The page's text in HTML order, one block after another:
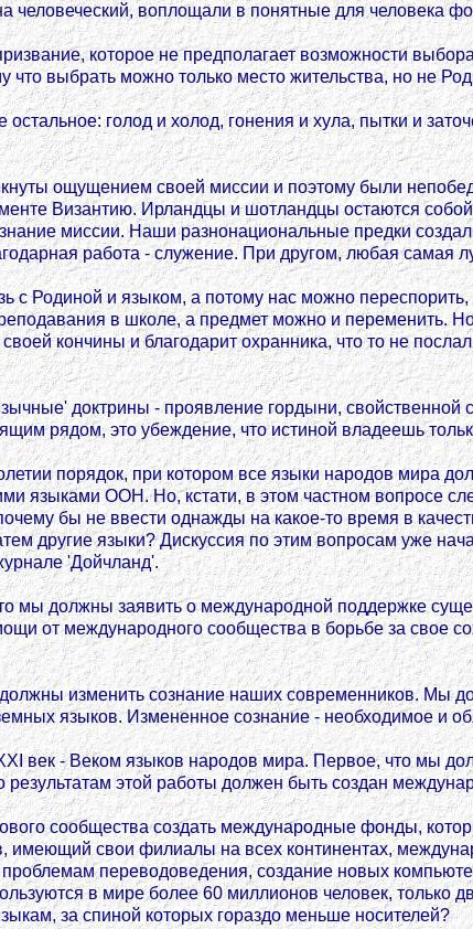
человеческий, воплощали в понятные для человека
которое не предполагает возможности
что выбрать можно только место жительства, но не
голод и холод, гонения и хула, пытки и
ощущением своей миссии и поэтому были
Византию. Ирландцы и шотландцы остаются
миссии. Наши разнонациональные предки
работа - служение. При другом, любая самая
с Родиной и языком, а потому нас можно
в школе, а предмет можно и переменить.
кончины и благодарит охранника, что то не
доктрины - проявление гордыни,
рядом, это убеждение, что истиной владеешь
порядок, при котором все языки народов мира
языками ООН. Но, кстати, в этом частном вопросе
бы не ввести однажды на какое-то время в
другие языки? Дискуссия по этим вопросам уже
'Дойчланд'.
мы должны заявить о международной поддержке
от международного сообщества в борьбе за свое
изменить сознание наших современников. Мы
языков. Измененное сознание - необходимое и
век - Веком языков народов мира. Первое, что мы
результатам этой работы должен быть создан
сообщества создать международные фонды,
имеющий свои филиалы на всех континентах,
переводоведения, создание новых
в мире более 60 миллионов человек,
за спиной которых гораздо меньше носителей?